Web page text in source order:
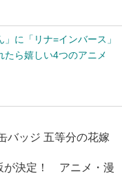
に「リナ=インバース」
ら嬉しい4つのアニメ
バッジ 五等分の花嫁
が決定！ アニメ・漫